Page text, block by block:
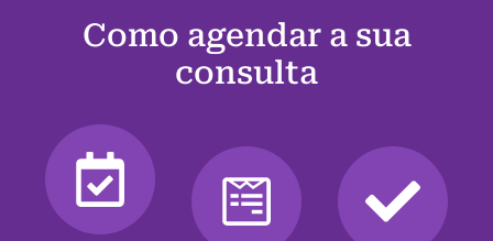
Como agendar a sua
consulta